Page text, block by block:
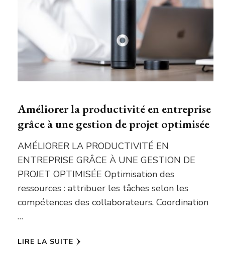
Améliorer la productivité en entreprise
grâce à une gestion de projet optimisée
AMÉLIORER LA PRODUCTIVITÉ EN
ENTREPRISE GRÂCE À UNE GESTION DE
PROJET OPTIMISÉE Optimisation des
ressources : attribuer les tâches selon les
compétences des collaborateurs. Coordination
…
LIRE LA SUITE